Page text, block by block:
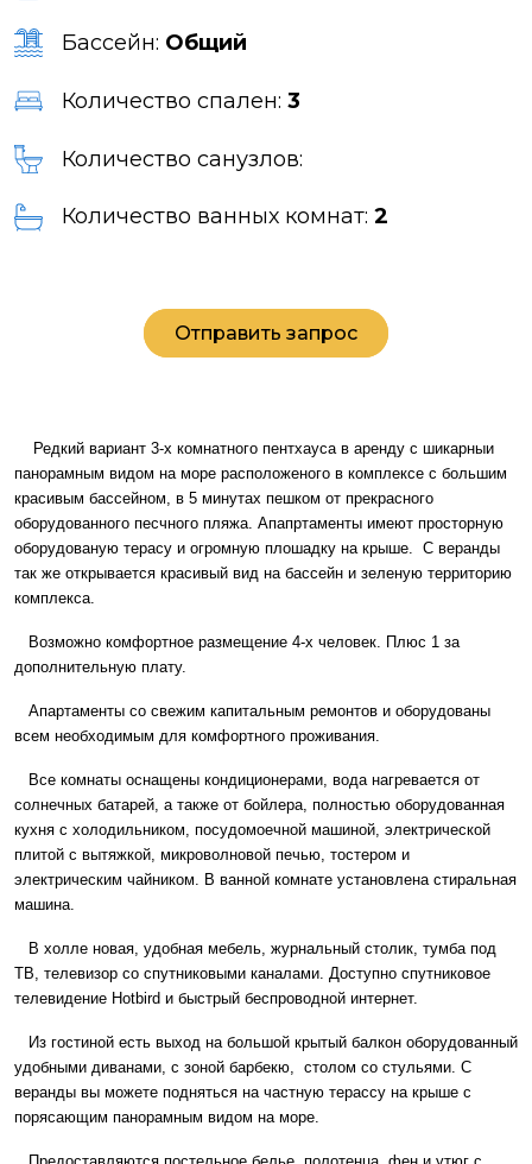
Бассейн: Общий
Количество спален: 3
Количество санузлов:
Количество ванных комнат: 2
Отправить запрос
Редкий вариант 3-х комнатного пентхауса в аренду с шикарныи
панорамным видом на море расположеного в комплексе с большим
красивым бассейном, в 5 минутах пешком от прекрасного
оборудованного песчного пляжа. Апапртаменты имеют просторную
оборудованую терасу и огромную плошадку на крыше. С веранды
так же открывается красивый вид на бассейн и зеленую территорию
комплекса.
Возможно комфортное размещение 4-х человек. Плюс 1 за
дополнительную плату.
Апартаменты со свежим капитальным ремонтов и оборудованы
всем необходимым для комфортного проживания.
Все комнаты оснащены кондиционерами, вода нагревается от
солнечных батарей, а также от бойлера, полностью оборудованная
кухня с холодильником, посудомоечной машиной, электрической
плитой с вытяжкой, микроволновой печью, тостером и
электрическим чайником. В ванной комнате установлена ​​стиральная
машина.
В холле новая, удобная мебель, журнальный столик, тумба под
ТВ, телевизор со спутниковыми каналами. Доступно спутниковое
телевидение Hotbird и быстрый беспроводной интернет.
Из гостиной есть выход на большой крытый балкон оборудованный
удобными диванами, с зоной барбекю, столом со стульями. С
веранды вы можете подняться на частную терассу на крыше с
порясающим панорамным видом на море.